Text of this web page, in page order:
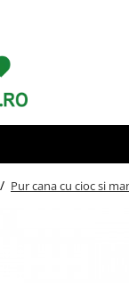
Pur cana cu cioc si